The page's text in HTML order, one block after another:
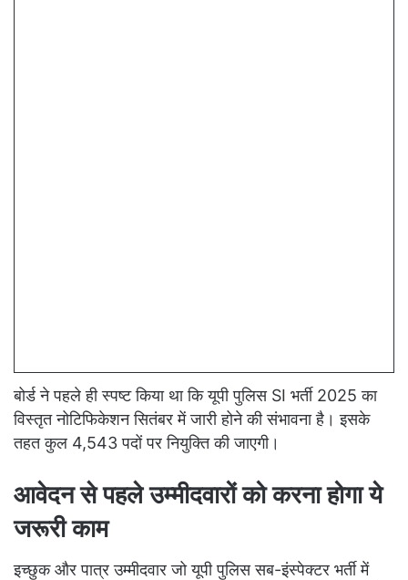
बोर्ड ने पहले ही स्पष्ट किया था कि यूपी पुलिस SI भर्ती 2025 का
विस्तृत नोटिफिकेशन सितंबर में जारी होने की संभावना है। इसके
तहत कुल 4,543 पदों पर नियुक्ति की जाएगी।
आवेदन से पहले उम्मीदवारों को करना होगा ये
जरूरी काम
इच्छुक और पात्र उम्मीदवार जो यूपी पुलिस सब-इंस्पेक्टर भर्ती में